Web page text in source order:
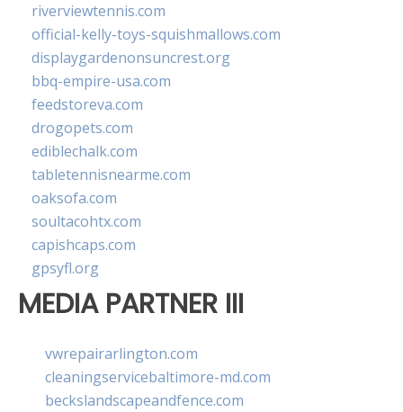
riverviewtennis.com
official-kelly-toys-squishmallows.com
displaygardenonsuncrest.org
bbq-empire-usa.com
feedstoreva.com
drogopets.com
ediblechalk.com
tabletennisnearme.com
oaksofa.com
soultacohtx.com
capishcaps.com
gpsyfl.org
MEDIA PARTNER III
vwrepairarlington.com
cleaningservicebaltimore-md.com
beckslandscapeandfence.com